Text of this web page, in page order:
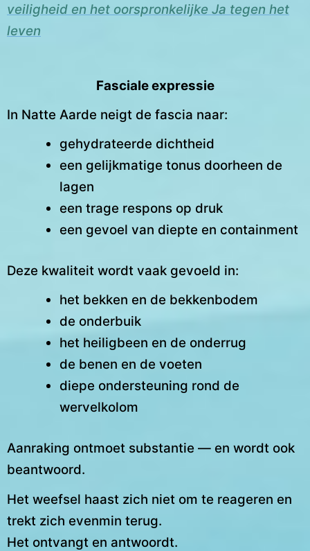
veiligheid en het oorspronkelijke Ja tegen het
leven
Fasciale expressie
In Natte Aarde neigt de fascia naar:
gehydrateerde dichtheid
een gelijkmatige tonus doorheen de
lagen
een trage respons op druk
een gevoel van diepte en containment
Deze kwaliteit wordt vaak gevoeld in:
het bekken en de bekkenbodem
de onderbuik
het heiligbeen en de onderrug
de benen en de voeten
diepe ondersteuning rond de
wervelkolom
Aanraking ontmoet substantie — en wordt ook
beantwoord.
Het weefsel haast zich niet om te reageren en
trekt zich evenmin terug.
Het ontvangt en antwoordt.